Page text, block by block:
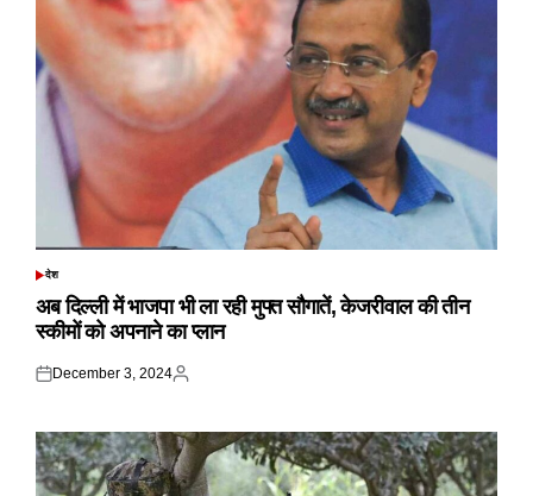
POSTED
देश
अब दिल्ली में भाजपा भी ला रही मुफ्त सौगातें, केजरीवाल की तीन
स्कीमों को अपनाने का प्लान
Posted
December 3, 2024
Posted